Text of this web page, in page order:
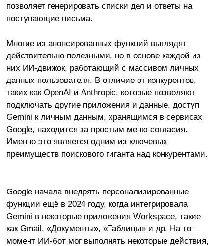
позволяет генерировать списки дел и ответы на
поступающие письма.
Многие из анонсированных функций выглядят
действительно полезными, но в основе каждой из
них ИИ-движок, работающий с массивом личных
данных пользователя. В отличие от конкурентов,
таких как OpenAI и Anthropic, которые позволяют
подключать другие приложения и данные, доступ
Gemini к личным данным, хранящимся в сервисах
Google, находится за простым меню согласия.
Именно это является одним из ключевых
преимуществ поискового гиганта над конкурентами.
Google начала внедрять персонализированные
функции ещё в 2024 году, когда интегрировала
Gemini в некоторые приложения Workspace, такие
как Gmail, «Документы», «Таблицы» и др. На тот
момент ИИ-бот мог выполнять некоторые действия,